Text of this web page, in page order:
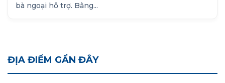
bà ngoại hỗ trợ. Bằng...
ĐỊA ĐIỂM GẦN ĐÂY